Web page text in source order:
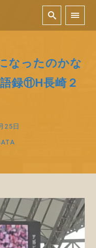
なったのかな
録⑪H長崎２
25日